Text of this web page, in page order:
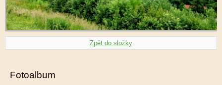
Zpět do složky
Fotoalbum